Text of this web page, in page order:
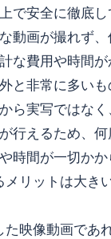
で安全に徹底
動画が撮れず
な費用や時間
と非常に多い
ら実写ではな
行えるため、
時間が一切か
リットは大き
た映像動画であ